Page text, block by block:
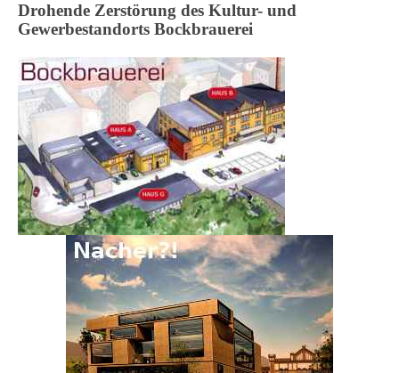
Drohende Zerstörung des Kultur- und
Gewerbestandorts Bockbrauerei